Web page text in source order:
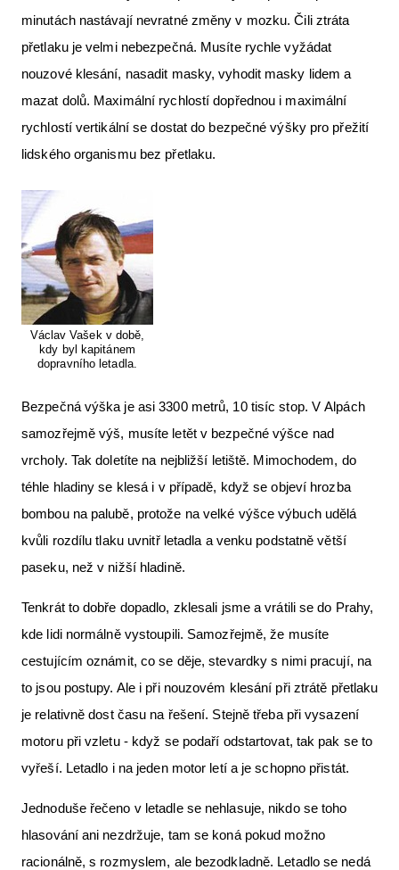
minutách nastávají nevratné změny v mozku. Čili ztráta
přetlaku je velmi nebezpečná. Musíte rychle vyžádat
nouzové klesání, nasadit masky, vyhodit masky lidem a
mazat dolů. Maximální rychlostí dopřednou i maximální
rychlostí vertikální se dostat do bezpečné výšky pro přežití
lidského organismu bez přetlaku.
Václav Vašek v době,
kdy byl kapitánem
dopravního letadla.
Bezpečná výška je asi 3300 metrů, 10 tisíc stop. V Alpách
samozřejmě výš, musíte letět v bezpečné výšce nad
vrcholy. Tak doletíte na nejbližší letiště. Mimochodem, do
téhle hladiny se klesá i v případě, když se objeví hrozba
bombou na palubě, protože na velké výšce výbuch udělá
kvůli rozdílu tlaku uvnitř letadla a venku podstatně větší
paseku, než v nižší hladině.
Tenkrát to dobře dopadlo, zklesali jsme a vrátili se do Prahy,
kde lidi normálně vystoupili. Samozřejmě, že musíte
cestujícím oznámit, co se děje, stevardky s nimi pracují, na
to jsou postupy. Ale i při nouzovém klesání při ztrátě přetlaku
je relativně dost času na řešení. Stejně třeba při vysazení
motoru při vzletu - když se podaří odstartovat, tak pak se to
vyřeší. Letadlo i na jeden motor letí a je schopno přistát.
Jednoduše řečeno v letadle se nehlasuje, nikdo se toho
hlasování ani nezdržuje, tam se koná pokud možno
racionálně, s rozmyslem, ale bezodkladně. Letadlo se nedá